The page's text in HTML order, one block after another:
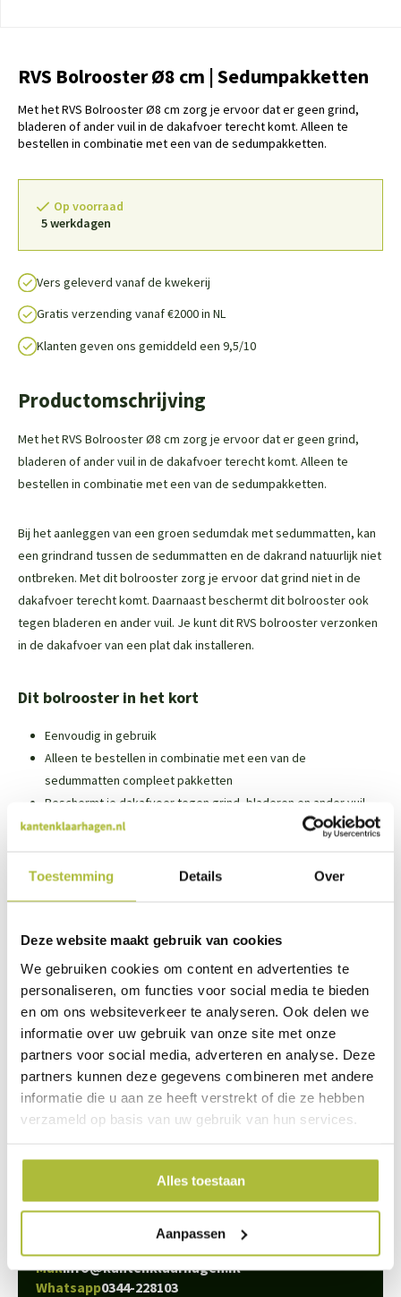
Toestemming Details Over
Deze website maakt gebruik van cookies
We gebruiken cookies om content en advertenties te
personaliseren, om functies voor social media te bieden
en om ons websiteverkeer te analyseren. Ook delen we
informatie over uw gebruik van onze site met onze
partners voor social media, adverteren en analyse. Deze
partners kunnen deze gegevens combineren met andere
informatie die u aan ze heeft verstrekt of die ze hebben
verzameld op basis van uw gebruik van hun services.
Alles toestaan
Aanpassen
RVS Bolrooster Ø8 cm | Sedumpakketten
Met het RVS Bolrooster Ø8 cm zorg je ervoor dat er geen grind,
bladeren of ander vuil in de dakafvoer terecht komt. Alleen te
bestellen in combinatie met een van de sedumpakketten.
Op voorraad
5 werkdagen
Vers geleverd vanaf de kwekerij
Gratis verzending vanaf €2000 in NL
Klanten geven ons gemiddeld een 9,5/10
Productomschrijving
Met het RVS Bolrooster Ø8 cm zorg je ervoor dat er geen grind,
bladeren of ander vuil in de dakafvoer terecht komt. Alleen te
bestellen in combinatie met een van de sedumpakketten.
Bij het aanleggen van een groen sedumdak met sedummatten, kan
een grindrand tussen de sedummatten en de dakrand natuurlijk niet
ontbreken. Met dit bolrooster zorg je ervoor dat grind niet in de
dakafvoer terecht komt. Daarnaast beschermt dit bolrooster ook
tegen bladeren en ander vuil. Je kunt dit RVS bolrooster verzonken
in de dakafvoer van een plat dak installeren.
Dit bolrooster in het kort
Eenvoudig in gebruik
Alleen te bestellen in combinatie met een van de
sedummatten compleet pakketten
Beschermt je dakafvoer tegen grind, bladeren en ander vuil
Doorsnede van 8 cm
De installatie van dit bolrooster
Wanneer je gebruik maakt van dit RVS bolrooster, plaats je de
smalle kant in de afvoer. Het is belangrijk dat je ieder jaar het
bolrooster controleert en schoonmaakt. Anders kan het voorkomen
dat het bolrooster verstopt raakt.
We staan voor je klaar
Start chat
Mailinfo@kantenklaarhagen.nl
Whatsapp0344-228103